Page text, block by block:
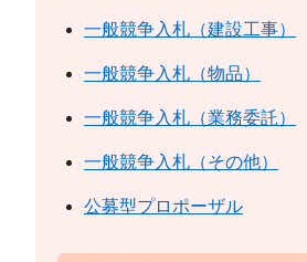
一般競争入札（建設工事）
一般競争入札（物品）
一般競争入札（業務委託）
一般競争入札（その他）
公募型プロポーザル